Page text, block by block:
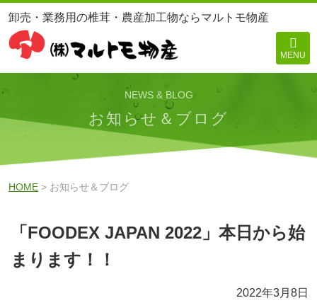
卸売・業務用の椎茸・農産加工物ならマルトモ物産
MENU
NEWS & BLOG
お知らせ＆ブログ
HOME > お知らせ＆ブログ
「FOODEX JAPAN 2022」本日から始
まります！！
2022年3月8日